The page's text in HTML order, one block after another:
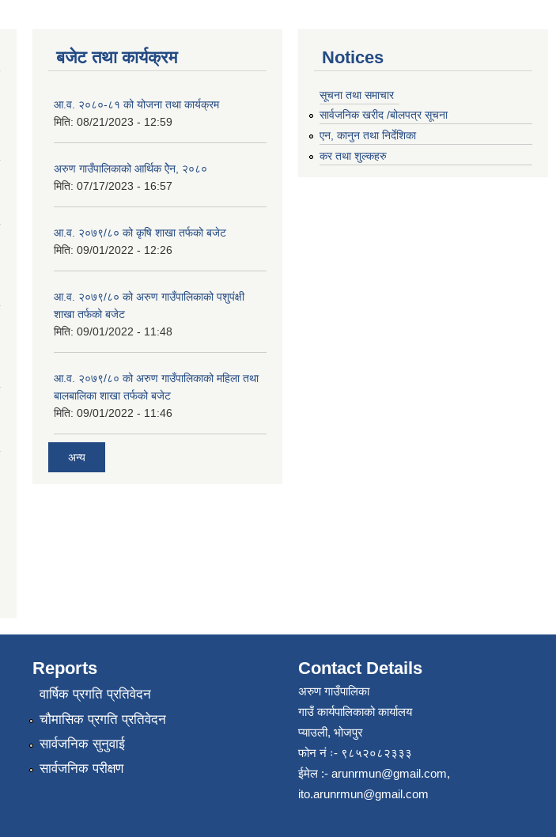
बजेट तथा कार्यक्रम
आ.व. २०८०-८१ को योजना तथा कार्यक्रम
मिति: 08/21/2023 - 12:59
अरुण गाउँपालिकाको आर्थिक ऐेन, २०८०
मिति: 07/17/2023 - 16:57
आ.व. २०७९/८० को कृषि शाखा तर्फको बजेट
मिति: 09/01/2022 - 12:26
आ.व. २०७९/८० को अरुण गाउँपालिकाको पशुपंक्षी
शाखा तर्फको बजेट
मिति: 09/01/2022 - 11:48
आ.व. २०७९/८० को अरुण गाउँपालिकाको महिला तथा
बालबालिका शाखा तर्फको बजेट
मिति: 09/01/2022 - 11:46
अन्य
Notices
सूचना तथा समाचार
सार्वजनिक खरीद /बोलपत्र सूचना
एन, कानुन तथा निर्देशिका
कर तथा शुल्कहरु
Reports
वार्षिक प्रगति प्रतिवेदन
चौमासिक प्रगति प्रतिवेदन
सार्वजनिक सुनुवाई
सार्वजनिक परीक्षण
Contact Details
अरुण गाउँपालिका
गाउँ कार्यपालिकाको कार्यालय
प्याउली, भोजपुर
फोन नं ः- ९८५२०८२३३३
ईमेल :- arunrmun@gmail.com,
ito.arunrmun@gmail.com